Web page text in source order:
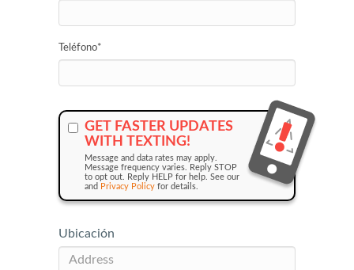
Teléfono*
GET FASTER UPDATES
WITH TEXTING!
Message and data rates may apply.
Message frequency varies. Reply STOP
to opt out. Reply HELP for help. See our
and Privacy Policy for details.
Ubicación